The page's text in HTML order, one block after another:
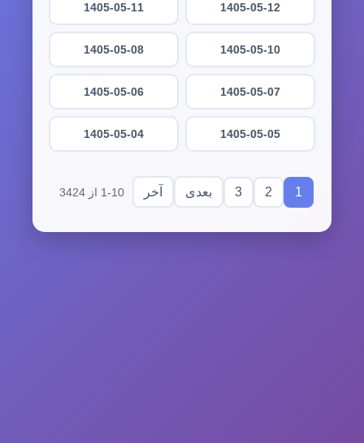
1405-05-12
1405-05-11
1405-05-10
1405-05-08
1405-05-07
1405-05-06
1405-05-05
1405-05-04
1
2
3 بعدی آخر 1-10 از 3424